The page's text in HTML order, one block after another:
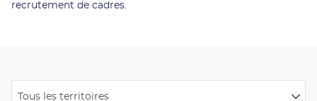
recrutement de cadres.
Tous les territoires